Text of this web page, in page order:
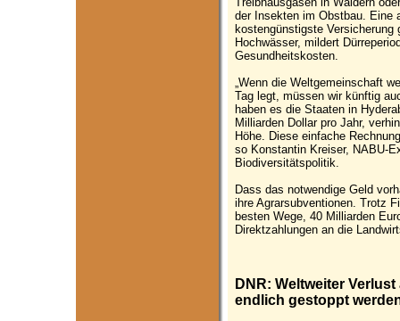
der Insekten im Obstbau. Eine
kostengünstigste Versicherung
Hochwässer, mildert
Gesundheitskosten.
„Wenn die Weltgemeinschaft
Tag legt, müssen wir künftig
haben es die Staaten in
Milliarden Dollar pro Jahr,
Höhe. Diese einfache
so Konstantin Kreiser, NABU-
Biodiversitätspolitik.
Dass das notwendige Geld
ihre Agrarsubventionen. Trotz
besten Wege, 40 Milliarden
Direktzahlungen an die
DNR: Weltweiter
endlich gestoppt